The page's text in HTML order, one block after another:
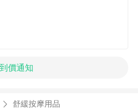
價通知
舒緩按摩用品